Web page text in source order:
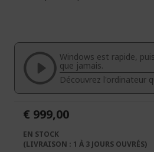
de
galerie
d’images
de
Galerie
d’images
Windows est rapide,
que jamais.
Découvrez l'ordinateur
€ 999,00
EN STOCK
(LIVRAISON : 1 À 3 JOURS OUVRÉS)